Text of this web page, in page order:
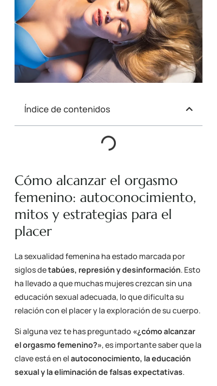
Índice de contenidos
Cómo alcanzar el orgasmo
femenino: autoconocimiento,
mitos y estrategias para el
placer
La sexualidad femenina ha estado marcada por
siglos detabúes, represión y desinformación. Esto
ha llevado a que muchas mujeres crezcan sin una
educación sexual adecuada, lo que dificulta su
relación con el placer y la exploración de su cuerpo.
Si alguna vez te has preguntado «¿cómo alcanzar
el orgasmo femenino?», es importante saber que la
clave está en elautoconocimiento, la educación
sexual y la eliminación de falsas expectativas.